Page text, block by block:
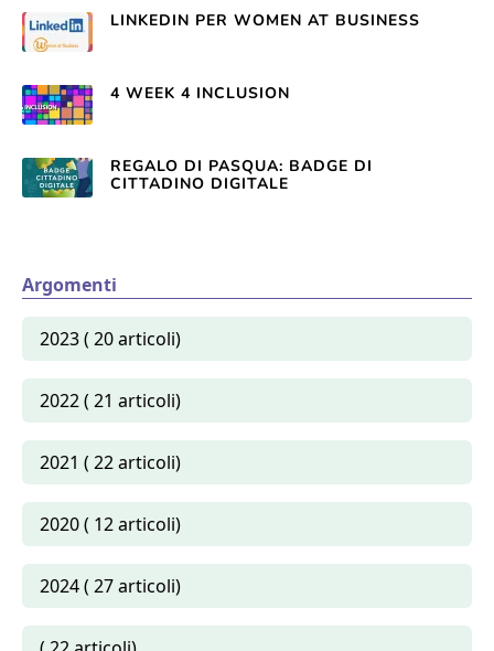
LINKEDIN PER WOMEN AT BUSINESS
4 WEEK 4 INCLUSION
REGALO DI PASQUA: BADGE DI
CITTADINO DIGITALE
Argomenti
2023 ( 20 articoli)
2022 ( 21 articoli)
2021 ( 22 articoli)
2020 ( 12 articoli)
2024 ( 27 articoli)